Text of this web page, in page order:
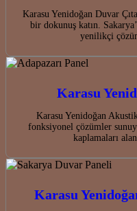
Karasu Yenidoğan Duvar
bir dokunuş katın.
yenilikçi
Karasu
Karasu Yenidoğan
fonksiyonel çözümler
kaplamaları
Karasu